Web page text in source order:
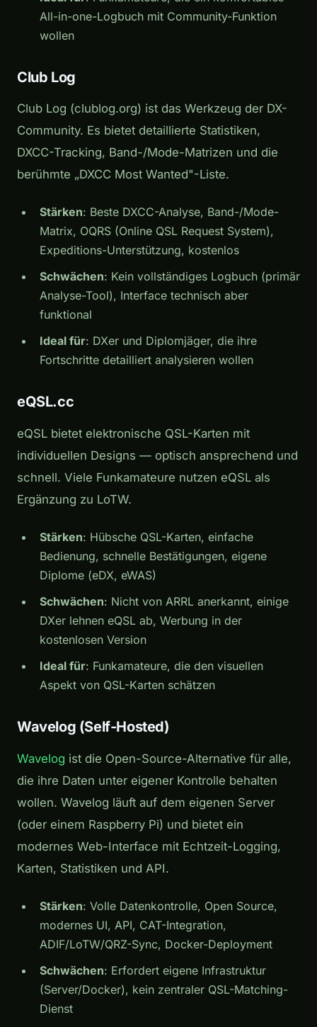
All-in-one-Logbuch mit Community-Funktion
wollen
Club Log
Club Log (clublog.org) ist das Werkzeug der DX-
Community. Es bietet detaillierte Statistiken,
DXCC-Tracking, Band-/Mode-Matrizen und die
berühmte „DXCC Most Wanted"-Liste.
Stärken: Beste DXCC-Analyse, Band-/Mode-
Matrix, OQRS (Online QSL Request System),
Expeditions-Unterstützung, kostenlos
Schwächen: Kein vollständiges Logbuch (primär
Analyse-Tool), Interface technisch aber
funktional
Ideal für: DXer und Diplomjäger, die ihre
Fortschritte detailliert analysieren wollen
eQSL.cc
eQSL bietet elektronische QSL-Karten mit
individuellen Designs — optisch ansprechend und
schnell. Viele Funkamateure nutzen eQSL als
Ergänzung zu LoTW.
Stärken: Hübsche QSL-Karten, einfache
Bedienung, schnelle Bestätigungen, eigene
Diplome (eDX, eWAS)
Schwächen: Nicht von ARRL anerkannt, einige
DXer lehnen eQSL ab, Werbung in der
kostenlosen Version
Ideal für: Funkamateure, die den visuellen
Aspekt von QSL-Karten schätzen
Wavelog (Self-Hosted)
Wavelog ist die Open-Source-Alternative für alle,
die ihre Daten unter eigener Kontrolle behalten
wollen. Wavelog läuft auf dem eigenen Server
(oder einem Raspberry Pi) und bietet ein
modernes Web-Interface mit Echtzeit-Logging,
Karten, Statistiken und API.
Stärken: Volle Datenkontrolle, Open Source,
modernes UI, API, CAT-Integration,
ADIF/LoTW/QRZ-Sync, Docker-Deployment
Schwächen: Erfordert eigene Infrastruktur
(Server/Docker), kein zentraler QSL-Matching-
Dienst